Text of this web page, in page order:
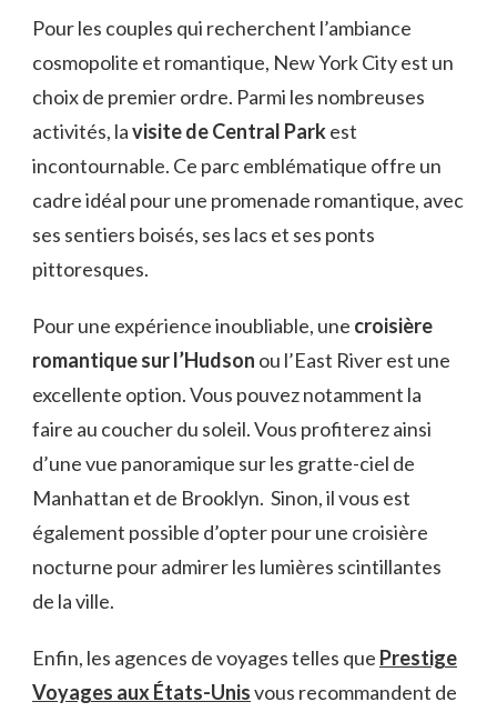
Pour les couples qui recherchent l’ambiance
cosmopolite et romantique, New York City est un
choix de premier ordre. Parmi les nombreuses
activités, lavisite de Central Parkest
incontournable. Ce parc emblématique offre un
cadre idéal pour une promenade romantique, avec
ses sentiers boisés, ses lacs et ses ponts
pittoresques.
Pour une expérience inoubliable, une croisière
romantique sur l’Hudson ou l’East River est une
excellente option. Vous pouvez notamment la
faire au coucher du soleil. Vous profiterez ainsi
d’une vue panoramique sur les gratte-ciel de
Manhattan et de Brooklyn. Sinon, il vous est
également possible d’opter pour une croisière
nocturne pour admirer les lumières scintillantes
de la ville.
Enfin, les agences de voyages telles que Prestige
Voyages aux États-Unisvous recommandent de